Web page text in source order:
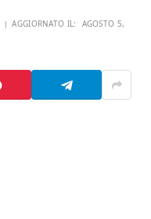
AGGIORNATO IL: AGOSTO 5,